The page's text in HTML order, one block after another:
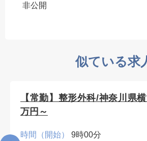
非公開
似ている求
【常勤】整形外科/神奈川県
万円～
時間（開始）
9時00分